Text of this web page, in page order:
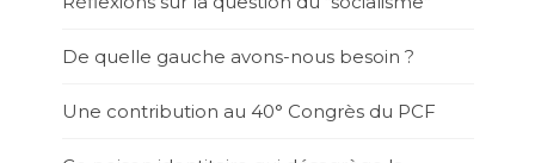
De quelle gauche avons-nous besoin ?
Une contribution au 40° Congrès du PCF